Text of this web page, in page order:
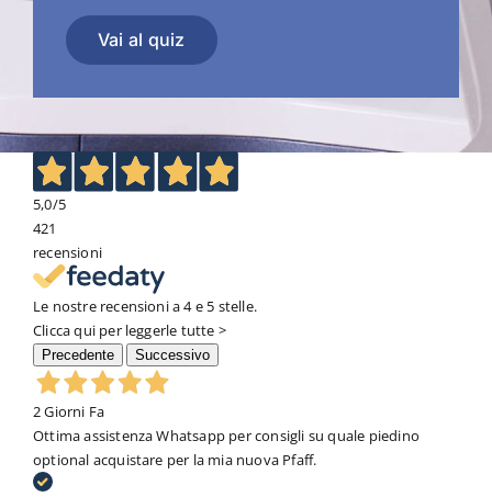
Vai al quiz
5,0/5
421
recensioni
Le nostre recensioni a 4 e 5 stelle.
Clicca qui per leggerle tutte >
Precedente Successivo
2 Giorni Fa
Ottima assistenza Whatsapp per consigli su quale piedino
optional acquistare per la mia nuova Pfaff.